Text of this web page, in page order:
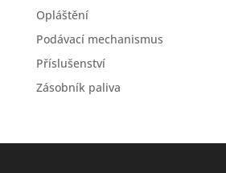
Opláštění
Podávací mechanismus
Příslušenství
Zásobník paliva